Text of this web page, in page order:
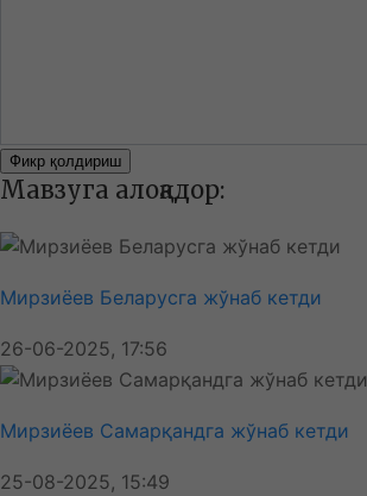
Фикр қолдириш
Мавзуга алоқадор:
Мирзиёев Беларусга жўнаб кетди
26-06-2025, 17:56
Мирзиёев Самарқандга жўнаб кетди
25-08-2025, 15:49